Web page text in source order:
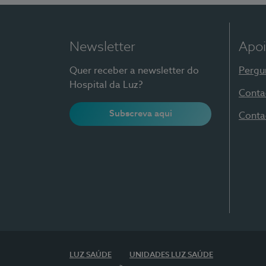
Newsletter
Quer receber a newsletter do
Hospital da Luz?
Subscreva aqui
LUZ SAÚDE UNIDADES LUZ SAÚDE